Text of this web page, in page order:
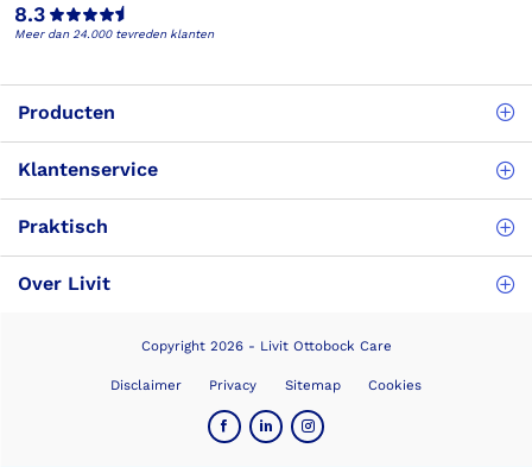
8.3
Meer dan 24.000 tevreden klanten
Producten
Klantenservice
Praktisch
Over Livit
Copyright 2026 - Livit Ottobock Care
Disclaimer Privacy Sitemap Cookies